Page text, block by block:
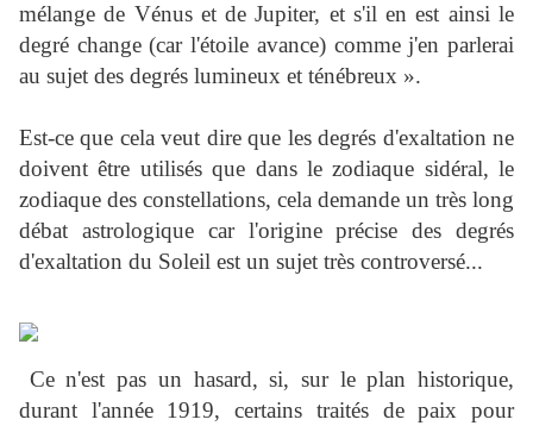
mélange de Vénus et de Jupiter, et s'il en est ainsi le
degré change (car l'étoile avance) comme j'en parlerai
au sujet des degrés lumineux et ténébreux ».
Est-ce que cela veut dire que les degrés d'exaltation ne
doivent être utilisés que dans le zodiaque sidéral, le
zodiaque des constellations, cela demande un très long
débat astrologique car l'origine précise des degrés
d'exaltation du Soleil est un sujet très controversé...
Ce n'est pas un hasard, si, sur le plan historique,
durant l'année 1919, certains traités de paix pour